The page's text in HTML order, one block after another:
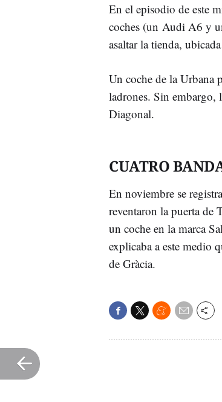
En el episodio de este
coches (un Audi A6 y
asaltar la tienda,
Un coche de la Urbana
ladrones. Sin embargo,
Diagonal.
CUATRO
En noviembre se
reventaron la puerta
un coche en la marca
explicaba a este medio
de Gràcia.